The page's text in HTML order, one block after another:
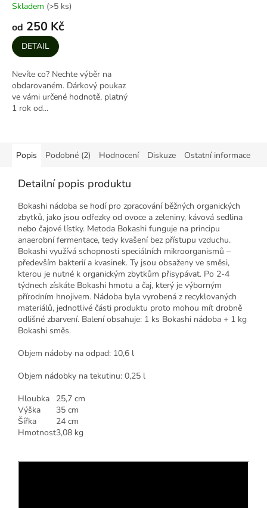
Skladem (>5 ks)
od 250 Kč
DETAIL
Nevíte co? Nechte výběr na
obdarovaném. Dárkový poukaz
ve vámi určené hodnotě, platný
1 rok od...
Popis Podobné (2) Hodnocení Diskuze Ostatní informace
Detailní popis produktu
Bokashi nádoba se hodí pro zpracování běžných organických
zbytků, jako jsou odřezky od ovoce a zeleniny, kávová sedlina
nebo čajové lístky. Metoda Bokashi funguje na principu
anaerobní fermentace, tedy kvašení bez přístupu vzduchu.
Bokashi využívá schopnosti speciálních mikroorganismů –
především bakterií a kvasinek. Ty jsou obsaženy ve směsi,
kterou je nutné k organickým zbytkům přisypávat. Po 2-4
týdnech získáte Bokashi hmotu a čaj, který je výborným
přírodním hnojivem. Nádoba byla vyrobená z recyklovaných
materiálů, jednotlivé části produktu proto mohou mít drobně
odlišné zbarvení. Balení obsahuje: 1 ks Bokashi nádoba + 1 kg
Bokashi směs.
Objem nádoby na odpad: 10,6 l
Objem nádobky na tekutinu: 0,25 l
Hloubka
25,7 cm
Výška
35 cm
Šířka
24 cm
Hmotnost3,08 kg